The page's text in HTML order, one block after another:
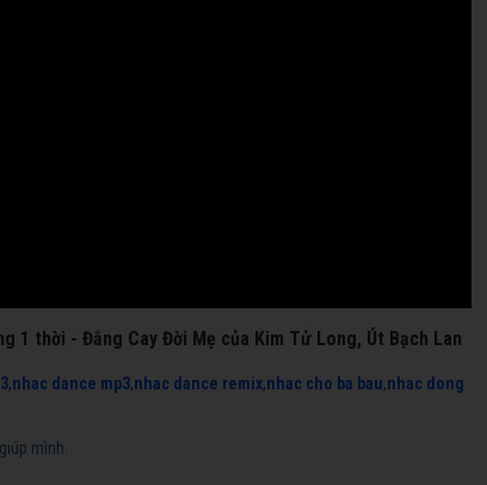
1 thời - Đắng Cay Đời Mẹ của Kim Tử Long, Út Bạch Lan
,nhac dance mp3,nhac dance remix,nhac cho ba bau,nhac dong
mình.